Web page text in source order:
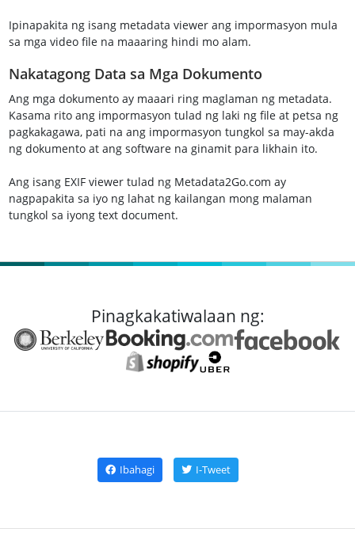
Ipinapakita ng isang metadata viewer ang impormasyon mula
sa mga video file na maaaring hindi mo alam.
Nakatagong Data sa Mga Dokumento
Ang mga dokumento ay maaari ring maglaman ng metadata.
Kasama rito ang impormasyon tulad ng laki ng file at petsa ng
pagkakagawa, pati na ang impormasyon tungkol sa may-akda
ng dokumento at ang software na ginamit para likhain ito.
Ang isang EXIF viewer tulad ng Metadata2Go.com ay
nagpapakita sa iyo ng lahat ng kailangan mong malaman
tungkol sa iyong text document.
Pinagkakatiwalaan ng:
Ibahagi I-Tweet